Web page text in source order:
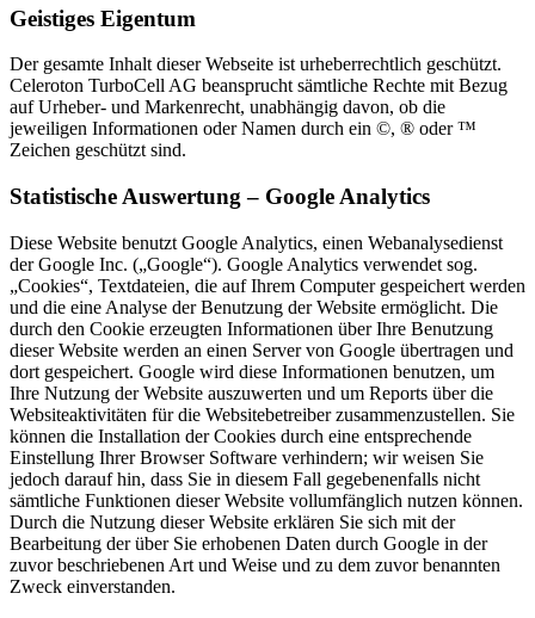
Geistiges Eigentum
Der gesamte Inhalt dieser Webseite ist urheberrechtlich geschützt.
Celeroton TurboCell AG beansprucht sämtliche Rechte mit Bezug
auf Urheber- und Markenrecht, unabhängig davon, ob die
jeweiligen Informationen oder Namen durch ein ©, ® oder ™
Zeichen geschützt sind.
Statistische Auswertung – Google Analytics
Diese Website benutzt Google Analytics, einen Webanalysedienst
der Google Inc. („Google“). Google Analytics verwendet sog.
„Cookies“, Textdateien, die auf Ihrem Computer gespeichert werden
und die eine Analyse der Benutzung der Website ermöglicht. Die
durch den Cookie erzeugten Informationen über Ihre Benutzung
dieser Website werden an einen Server von Google übertragen und
dort gespeichert. Google wird diese Informationen benutzen, um
Ihre Nutzung der Website auszuwerten und um Reports über die
Websiteaktivitäten für die Websitebetreiber zusammenzustellen. Sie
können die Installation der Cookies durch eine entsprechende
Einstellung Ihrer Browser Software verhindern; wir weisen Sie
jedoch darauf hin, dass Sie in diesem Fall gegebenenfalls nicht
sämtliche Funktionen dieser Website vollumfänglich nutzen können.
Durch die Nutzung dieser Website erklären Sie sich mit der
Bearbeitung der über Sie erhobenen Daten durch Google in der
zuvor beschriebenen Art und Weise und zu dem zuvor benannten
Zweck einverstanden.